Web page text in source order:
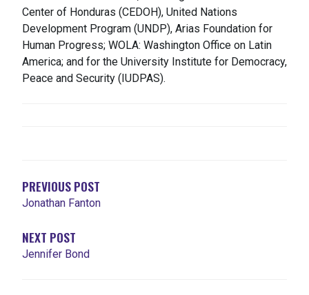
Center of Honduras (CEDOH), United Nations
Development Program (UNDP), Arias Foundation for
Human Progress; WOLA: Washington Office on Latin
America; and for the University Institute for Democracy,
Peace and Security (IUDPAS).
L'ARTICLE
PREVIOUS POST
Jonathan Fanton
NEXT POST
Jennifer Bond